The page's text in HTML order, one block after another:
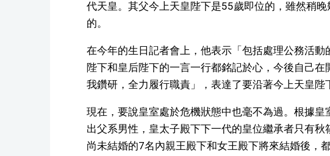
代天皇。其父今上天皇陛下是55歲即位的，雖然稍
的。
在今年的生日記者會上，他表示「包括處理公務活
陛下和皇后陛下的一言一行都銘記於心，今後自己
我鑽研，全力履行職責」，表達了要沿著今上天皇陛
現在，要說皇室處於危機狀態中也毫不為過。根據
出父系男性，皇太子殿下下一代的皇位繼承者只有秋
尚未結婚的7名內親王殿下和女王殿下將來結婚後，